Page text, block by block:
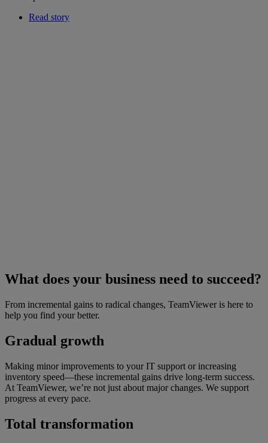
Read story
What does your business need to succeed?
From incremental gains to radical changes, TeamViewer is here to
help you find your better.
Gradual growth
Making minor improvements to your IT support or increasing
inventory speed—these incremental gains drive long-term success.
At TeamViewer, we’re not just about major changes. We support
progress at every pace.
Total transformation